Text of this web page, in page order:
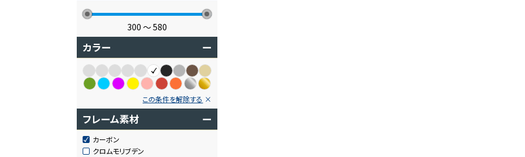
300 〜580
カラー ー
この条件を解除する
フレーム素材 ー
カーボン
クロムモリブデン